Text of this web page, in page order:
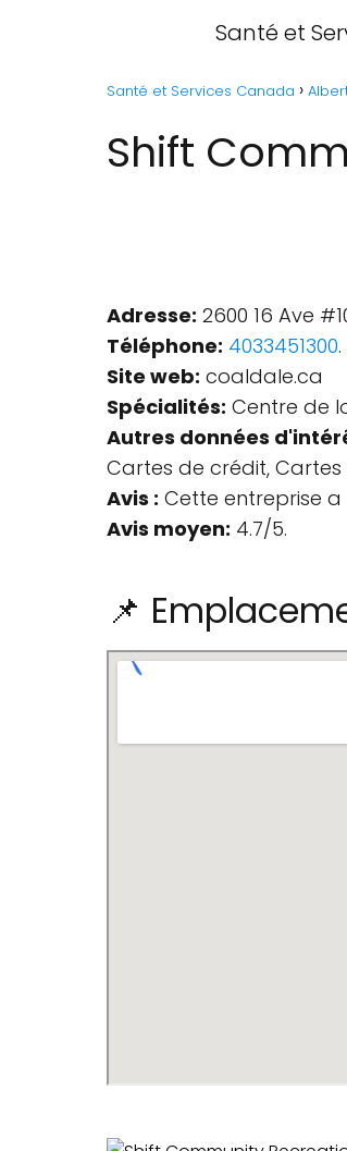
Santé et
Santé et Services Canada
Shift
Adresse: 2600 16 Ave
Téléphone: 4033451300.
Site web: coaldale.ca
Spécialités: Centre de
Autres données
Cartes de crédit,
Avis : Cette entreprise a
Avis moyen: 4.7/5.
📌